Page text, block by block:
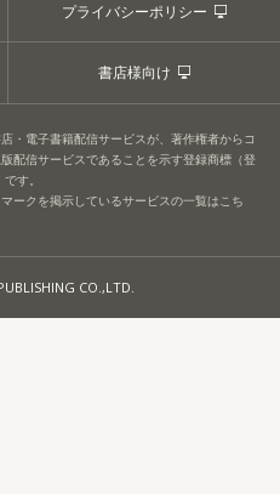
プライバシーポリシー
書店様向け
・電子書籍配信サービスが、著作権者からコ
配信サービスであることを示す登録商標（登
す。
ークを掲示しているサービスの一覧はこち
CO.,LTD.